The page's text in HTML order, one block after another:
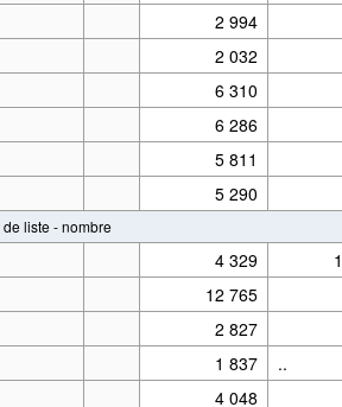
2 994
2 032
6 310
6 286
5 811
5 290
liste - nombre
4 329
12 765
2 827
1 837 ..
4 048